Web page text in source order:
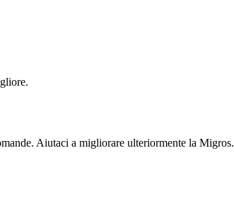
Aiutaci a migliorare ulteriormente la Migros.